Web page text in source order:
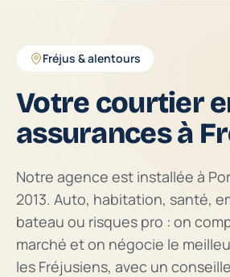
Fréjus & alentours
Votre courtier
assurances à
Notre agence est installée à
2013. Auto, habitation, santé,
bateau ou risques pro : on
marché et on négocie le
les Fréjusiens, avec un